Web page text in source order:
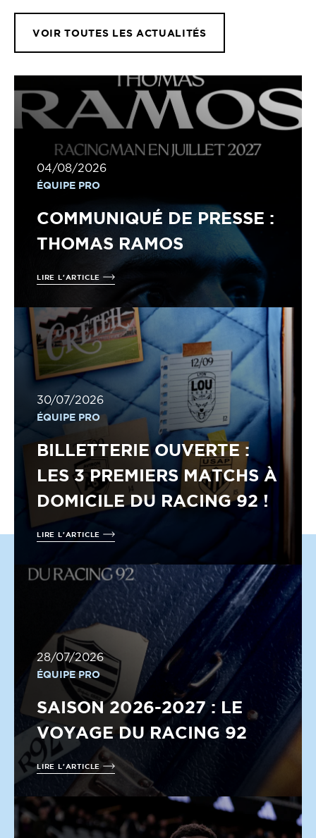
VOIR TOUTES LES ACTUALITÉS
04/08/2026
ÉQUIPE PRO
COMMUNIQUÉ DE PRESSE :
THOMAS RAMOS
LIRE L'ARTICLE
30/07/2026
ÉQUIPE PRO
BILLETTERIE OUVERTE :
LES 3 PREMIERS MATCHS À
DOMICILE DU RACING 92 !
LIRE L'ARTICLE
28/07/2026
ÉQUIPE PRO
SAISON 2026-2027 : LE
VOYAGE DU RACING 92
LIRE L'ARTICLE